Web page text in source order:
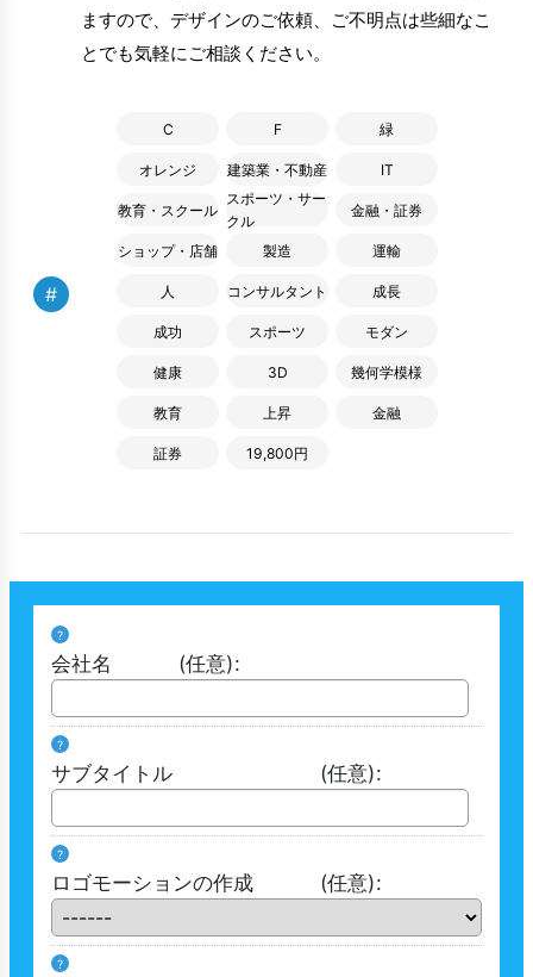
ますので、デザインのご依頼、ご不明点は些細なこ
とでも気軽にご相談ください。
#
C F 緑
オレンジ 建築業・不動産 IT
教育・スクール
スポーツ・サー
クル
金融・証券
ショップ・店舗 製造 運輸
人 コンサルタント 成長
成功 スポーツ モダン
健康 3D 幾何学模様
教育 上昇 金融
証券 19,800円
?
会社名 (任意):
?
サブタイトル (任意):
?
ロゴモーションの作成 (任意):
?